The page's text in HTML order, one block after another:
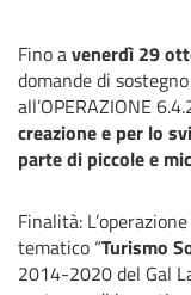
Fino avenerdì 29
domande di
all’OPERAZIONE
creazione e per lo
parte di piccole e
Finalità:
tematico “Turismo
2014-2020 del Gal